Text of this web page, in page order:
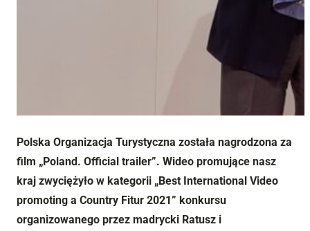
Polska Organizacja Turystyczna została nagrodzona za
film „Poland. Official trailer”. Wideo promujące nasz
kraj zwyciężyło w kategorii „Best International Video
promoting a Country Fitur 2021” konkursu
organizowanego przez madrycki Ratusz i